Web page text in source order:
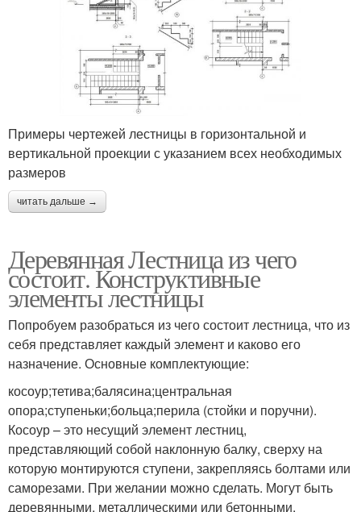
Примеры чертежей лестницы в горизонтальной и
вертикальной проекции с указанием всех необходимых
размеров
читать дальше →
Деревянная Лестница из чего
состоит. Конструктивные
элементы лестницы
Попробуем разобраться из чего состоит лестница, что из
себя представляет каждый элемент и каково его
назначение. Основные комплектующие:
косоур;тетива;балясина;центральная
опора;ступеньки;больца;перила (стойки и поручни).
Косоур – это несущий элемент лестниц,
представляющий собой наклонную балку, сверху на
которую монтируются ступени, закрепляясь болтами или
саморезами. При желании можно сделать. Могут быть
деревянными, металлическими или бетонными.